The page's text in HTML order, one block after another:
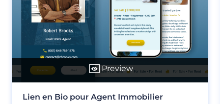
Preview
Lien en Bio pour Agent Immobilier